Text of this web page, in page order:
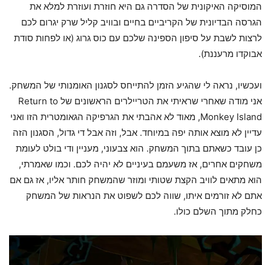
המוסיקה האיקונית של הסדרה גם היא חוזרת ועוזרת למלא את
הגרסה הבדיונית של הקריביים בחיים ובוויב קליל שרק יגרום לכם
לרצות לשבת על סיפון הספינה שלכם עם כוס גרוג (או לפחות סודת
אבוקדו מרעננת).
ועכשיו, נראה לי שהגיע הזמן להתייחס לסגנון האומנותי של המשחק.
אני מודה שאחרי שראיתי את הטריילרים הראשונים של Return to
Monkey Island, מאוד לא אהבתי את הגרפיקה הגאומטרית הזו ואני
עדיין לא מוצא אותה יפה במיוחד. אבל, וזה אבל די גדול, הסגנון הזה
כן עובד כשאתם בתוך המשחק. הוא צבעוני, מעניין ודי בולט לעומת
משחקים אחרים, אז משעמם בעיניים לא יהיה לכם. וכמו שאמרתי,
הוא מתאים לוויב הקצת שטותי ומוזר שהמשחק חותר אליו, אז גם אם
אתם לא זורמים איתו, שווה לכם לשפוט את הנראות של המשחק
כחלק מתוך השלם כולו.